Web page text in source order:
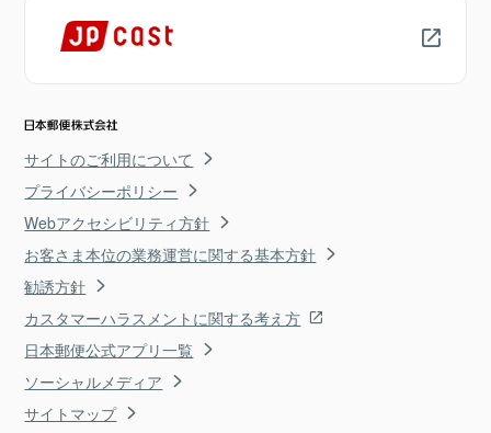
サイトのご利用について
プライバシーポリシー
Webアクセシビリティ方針
お客さま本位の業務運営に関する基本方針
勧誘方針
カスタマーハラスメントに関する考え方
日本郵便公式アプリ一覧
ソーシャルメディア
サイトマップ